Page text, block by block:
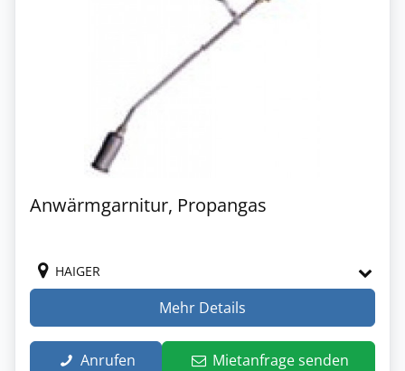
Anwärmgarnitur, Propangas
HAIGER
Mehr Details
Anrufen Mietanfrage senden